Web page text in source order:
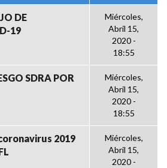
DE
19
Miércoles,
Abril 15,
2020 -
18:55
SDRA POR
Miércoles,
Abril 15,
2020 -
18:55
2019
Miércoles,
Abril 15,
2020 -